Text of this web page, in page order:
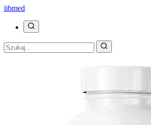
iibmed